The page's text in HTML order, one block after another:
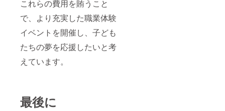
これらの費用を賄うこと
で、より充実した職業体験
イベントを開催し、子ども
たちの夢を応援したいと考
えています。
最後に